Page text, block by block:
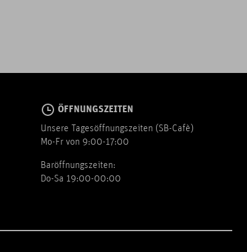
ÖFFNUNGSZEITEN
Unsere Tagesöffnungszeiten (SB-Cafè)
Mo-Fr von 9:00-17:00
Baröffnungszeiten:
Do-Sa 19:00-00:00